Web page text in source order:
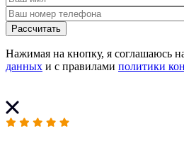
Рассчитать
Нажимая на кнопку, я соглашаюсь
данных и с правилами политики